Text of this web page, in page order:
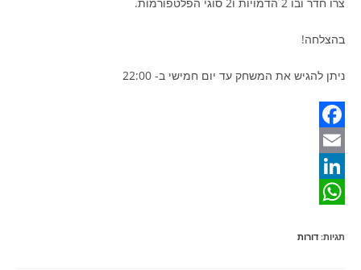
בהצלחה!
ניתן להגיש את המשחק עד יום חמישי ב- 22:00
F
a
c
b
E
m
i
L
n
h
תגיות: דורות